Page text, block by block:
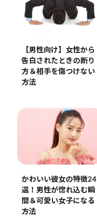
【男性向け】女性から
告白されたときの断り
方＆相手を傷つけない
方法
かわいい彼女の特徴24
選！男性が惚れ込む瞬
間＆可愛い女子になる
方法